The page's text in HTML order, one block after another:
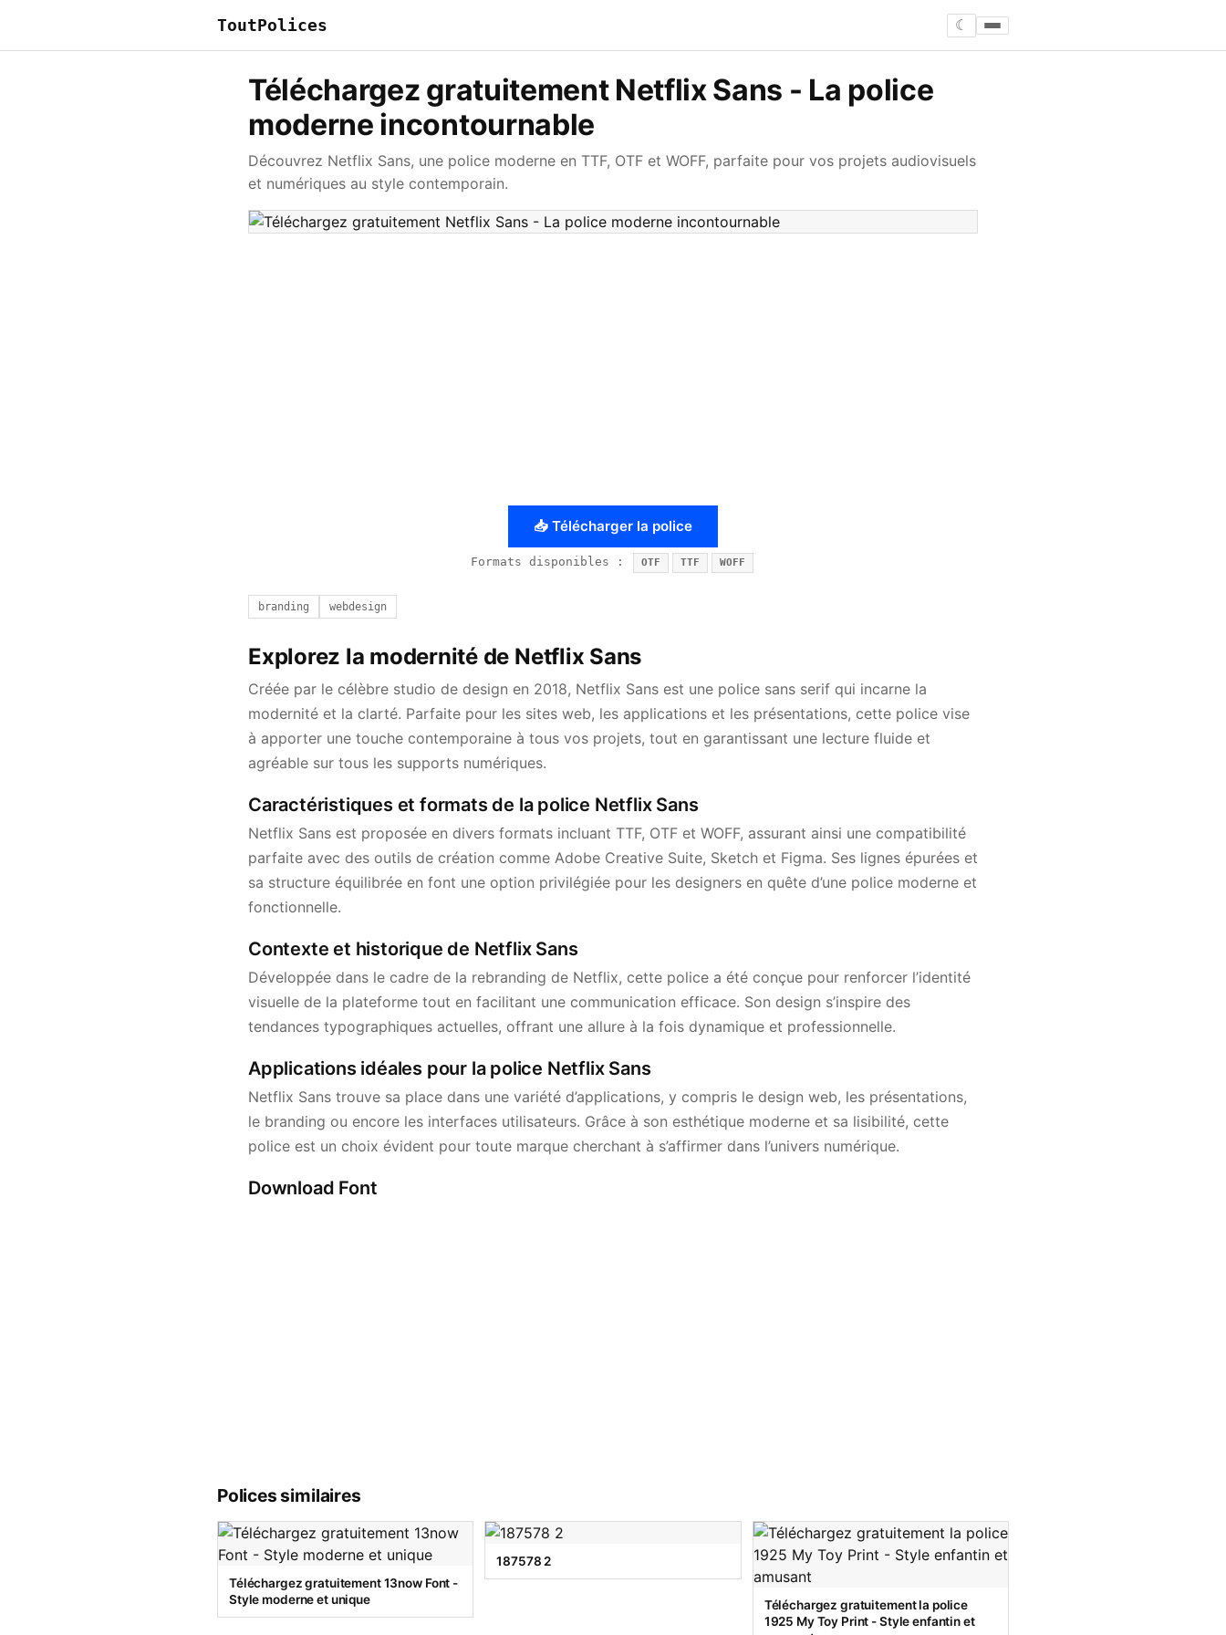
ToutPolices ☾
Téléchargez gratuitement Netflix Sans - La police
moderne incontournable
Découvrez Netflix Sans, une police moderne en TTF, OTF et WOFF, parfaite pour vos projets audiovisuels
et numériques au style contemporain.
📥 Télécharger la police
Formats disponibles : OTF TTF WOFF
branding webdesign
Explorez la modernité de Netflix Sans
Créée par le célèbre studio de design en 2018, Netflix Sans est une police sans serif qui incarne la
modernité et la clarté. Parfaite pour les sites web, les applications et les présentations, cette police vise
à apporter une touche contemporaine à tous vos projets, tout en garantissant une lecture fluide et
agréable sur tous les supports numériques.
Caractéristiques et formats de la police Netflix Sans
Netflix Sans est proposée en divers formats incluant TTF, OTF et WOFF, assurant ainsi une compatibilité
parfaite avec des outils de création comme Adobe Creative Suite, Sketch et Figma. Ses lignes épurées et
sa structure équilibrée en font une option privilégiée pour les designers en quête d’une police moderne et
fonctionnelle.
Contexte et historique de Netflix Sans
Développée dans le cadre de la rebranding de Netflix, cette police a été conçue pour renforcer l’identité
visuelle de la plateforme tout en facilitant une communication efficace. Son design s’inspire des
tendances typographiques actuelles, offrant une allure à la fois dynamique et professionnelle.
Applications idéales pour la police Netflix Sans
Netflix Sans trouve sa place dans une variété d’applications, y compris le design web, les présentations,
le branding ou encore les interfaces utilisateurs. Grâce à son esthétique moderne et sa lisibilité, cette
police est un choix évident pour toute marque cherchant à s’affirmer dans l’univers numérique.
Download Font
Polices similaires
Téléchargez gratuitement 13now Font -
Style moderne et unique
187578 2
Téléchargez gratuitement la police
1925 My Toy Print - Style enfantin et